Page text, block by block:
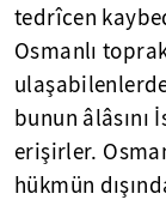
tedrîcen
Osmanlı
bunun âlâsını
erişirler.
hükmün